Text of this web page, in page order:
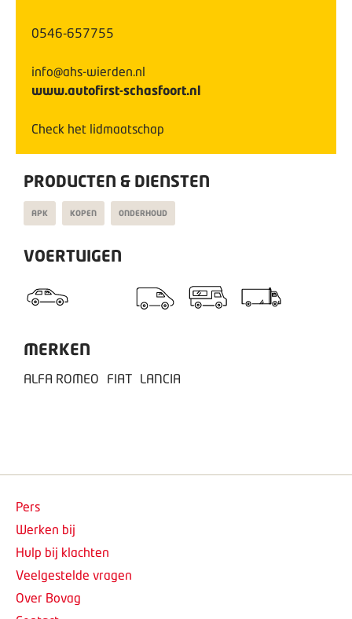
0546-657755
info@ahs-wierden.nl
www.autofirst-schasfoort.nl
Check het lidmaatschap
PRODUCTEN & DIENSTEN
APK KOPEN ONDERHOUD
VOERTUIGEN
MERKEN
ALFA ROMEO FIAT LANCIA
Pers
Werken bij
Hulp bij klachten
Veelgestelde vragen
Over Bovag